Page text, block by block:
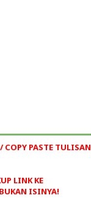
COPY PASTE TULISAN
LINK KE
ISINYA!